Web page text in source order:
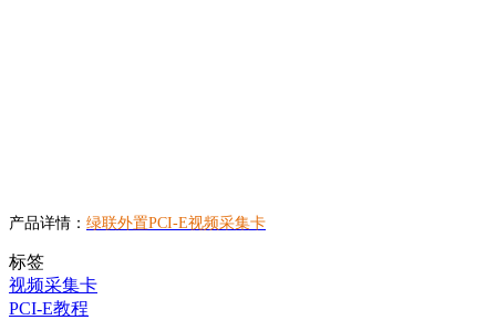
产品详情： 绿联外置PCI-E视频采集卡
标签
视频采集卡
PCI-E教程